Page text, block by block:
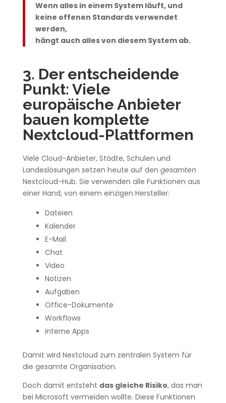
Wenn alles in einem System läuft, und
keine offenen Standards verwendet
werden,
hängt auch alles von diesem System ab.
3. Der entscheidende
Punkt: Viele
europäische Anbieter
bauen komplette
Nextcloud-Plattformen
Viele Cloud-Anbieter, Städte, Schulen und
Landeslösungen setzen heute auf den gesamten
Nextcloud-Hub. Sie verwenden alle Funktionen aus
einer Hand, von einem einzigen Hersteller:
Dateien
Kalender
E-Mail
Chat
Video
Notizen
Aufgaben
Office-Dokumente
Workflows
interne Apps
Damit wird Nextcloud zum zentralen System für
die gesamte Organisation.
Doch damit entsteht das gleiche Risiko, das man
bei Microsoft vermeiden wollte. Diese Funktionen